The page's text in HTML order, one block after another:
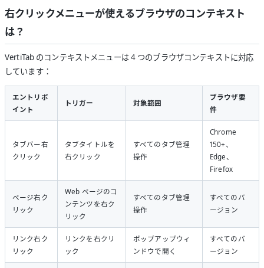
右クリックメニューが使えるブラウザのコンテキスト
は？
VertiTab のコンテキストメニューは 4 つのブラウザコンテキストに対応
しています：
エントリポ
イント
トリガー 対象範囲
ブラウザ要
件
タブバー右
クリック
タブタイトルを
右クリック
すべてのタブ管理
操作
Chrome
150+、
Edge、
Firefox
ページ右ク
リック
Web ページのコ
ンテンツを右ク
リック
すべてのタブ管理
操作
すべてのバ
ージョン
リンク右ク
リック
リンクを右クリ
ック
ポップアップウィ
ンドウで開く
すべてのバ
ージョン